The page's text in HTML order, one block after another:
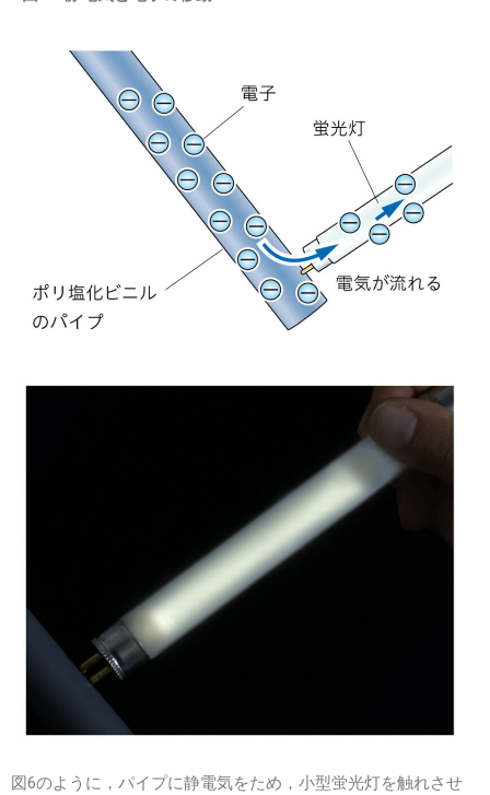
図6のように，パイプに静電気をため，小型蛍光灯を触れさせ